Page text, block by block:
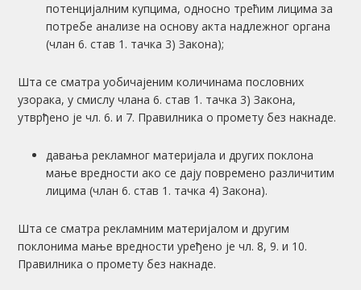
потенцијалним купцима, односно трећим лицима за
потребе анализе на основу акта надлежног органа
(члан 6. став 1. тачка 3) Закона);
Шта се сматра уобичајеним количинама пословних
узорака, у смислу члана 6. став 1. тачка 3) Закона,
утврђено је чл. 6. и 7. Правилника о промету без накнаде.
давања рекламног материјала и других поклона
мање вредности ако се дају повремено различитим
лицима (члан 6. став 1. тачка 4) Закона).
Шта се сматра рекламним материјалом и другим
поклонима мање вредности уређено је чл. 8, 9. и 10.
Правилника о промету без накнаде.